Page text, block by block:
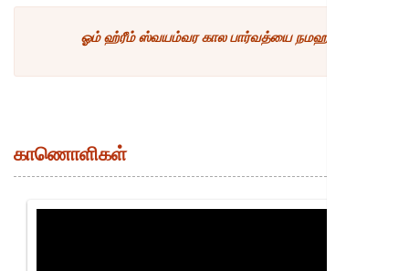
ஓம் ஹ்ரீம் ஸ்வயம்வர கால பார்வத்யை நமஹ
காணொளிகள்